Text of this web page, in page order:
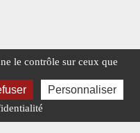
le contrôle sur ceux que
Personnaliser